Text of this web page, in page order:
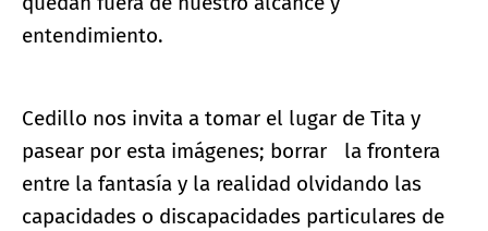
entendimiento.
Cedillo nos invita a tomar el lugar de Tita y
pasear por esta imágenes; borrar la frontera
entre la fantasía y la realidad olvidando las
capacidades o discapacidades particulares de